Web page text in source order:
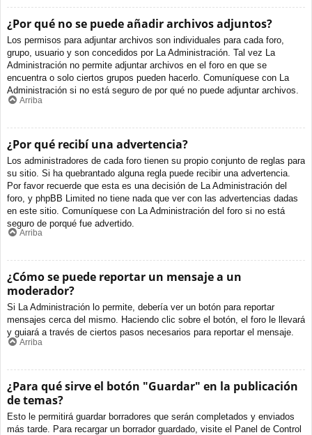
¿Por qué no se puede añadir archivos adjuntos?
Los permisos para adjuntar archivos son individuales para cada foro,
grupo, usuario y son concedidos por La Administración. Tal vez La
Administración no permite adjuntar archivos en el foro en que se
encuentra o solo ciertos grupos pueden hacerlo. Comuníquese con La
Administración si no está seguro de por qué no puede adjuntar archivos.
Arriba
¿Por qué recibí una advertencia?
Los administradores de cada foro tienen su propio conjunto de reglas para
su sitio. Si ha quebrantado alguna regla puede recibir una advertencia.
Por favor recuerde que esta es una decisión de La Administración del
foro, y phpBB Limited no tiene nada que ver con las advertencias dadas
en este sitio. Comuníquese con La Administración del foro si no está
seguro de porqué fue advertido.
Arriba
¿Cómo se puede reportar un mensaje a un
moderador?
Si La Administración lo permite, debería ver un botón para reportar
mensajes cerca del mismo. Haciendo clic sobre el botón, el foro le llevará
y guiará a través de ciertos pasos necesarios para reportar el mensaje.
Arriba
¿Para qué sirve el botón "Guardar" en la publicación
de temas?
Esto le permitirá guardar borradores que serán completados y enviados
más tarde. Para recargar un borrador guardado, visite el Panel de Control